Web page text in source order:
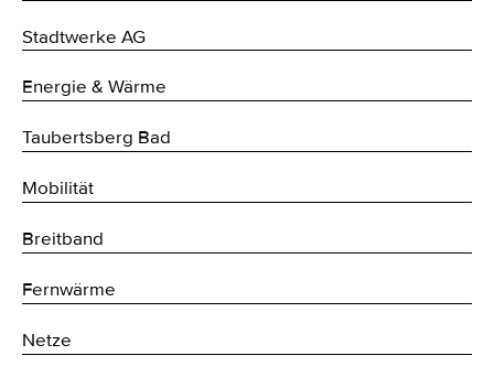
Stadtwerke AG
Energie & Wärme
Taubertsberg Bad
Mobilität
Breitband
Fernwärme
Netze